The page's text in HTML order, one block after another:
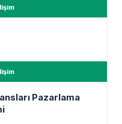
Pazarlama